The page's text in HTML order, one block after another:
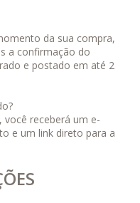
da sua compra,
a confirmação do
e postado em até 2
você receberá um e-
e um link direto para a